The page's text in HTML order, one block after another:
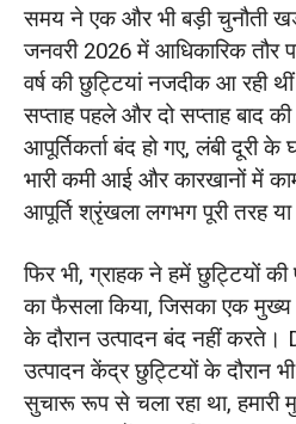
समय ने एक और भी बड़ी चुनौती
जनवरी 2026 में आधिकारिक तौर
वर्ष की छुट्टियां नजदीक आ रही
सप्ताह पहले और दो सप्ताह बाद
आपूर्तिकर्ता बंद हो गए, लंबी दूरी के
भारी कमी आई और कारखानों में
आपूर्ति श्रृंखला लगभग पूरी तरह
फिर भी, ग्राहक ने हमें छुट्टियों
का फैसला किया, जिसका एक मुख्य
के दौरान उत्पादन बंद नहीं करते।
उत्पादन केंद्र छुट्टियों के दौरान
सुचारू रूप से चला रहा था, हमारी